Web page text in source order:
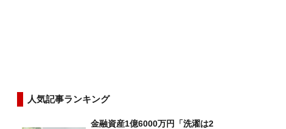
人気記事ランキング
金融資産1億6000万円「洗濯は2